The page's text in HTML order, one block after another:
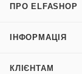
ПРО ELFASHOP
ІНФОРМАЦІЯ
КЛІЄНТАМ